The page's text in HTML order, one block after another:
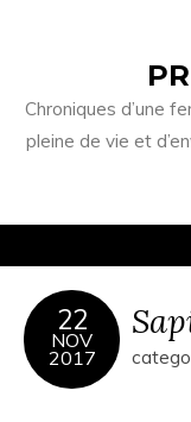
Chroniques d’une
pleine de vie et
22
NOV
2017